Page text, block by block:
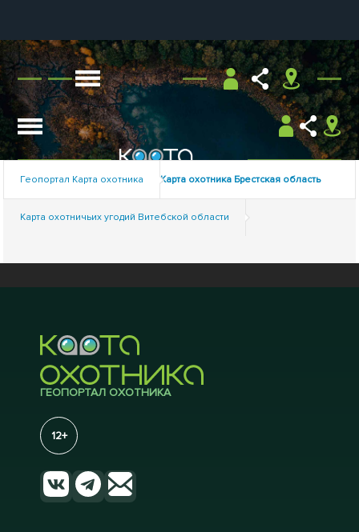
Геопортал Карта охотника
Карта охотничьих угодий Витебской области
Карта охотника Брестская область
ГЕОПОРТАЛ ОХОТНИКА
12+